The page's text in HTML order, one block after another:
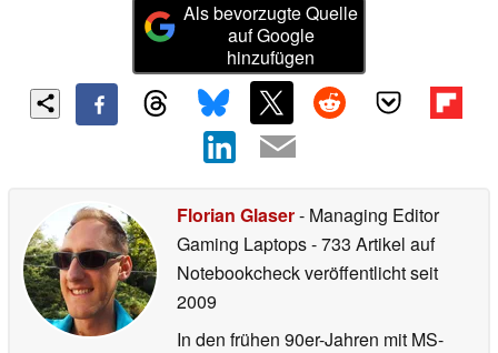
Als bevorzugte Quelle
auf Google
hinzufügen
Florian Glaser- Managing Editor
Gaming Laptops- 733 Artikel auf
Notebookcheck veröffentlichtseit
2009
In den frühen 90er-Jahren mit MS-